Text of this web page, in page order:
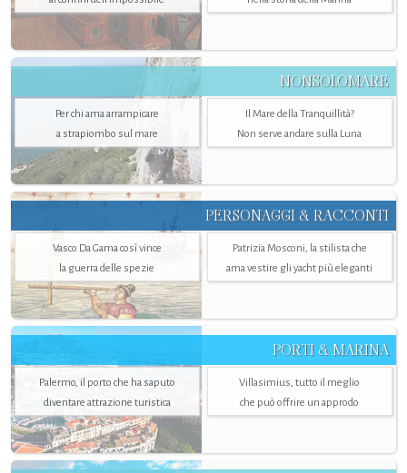
NONSOLOMARE
Per chi ama arrampicare
a strapiombo sul mare
Il Mare della Tranquillità?
Non serve andare sulla Luna
PERSONAGGI & RACCONTI
Vasco Da Gama così vince
la guerra delle spezie
Patrizia Mosconi, la stilista che
ama vestire gli yacht più eleganti
PORTI & MARINA
Palermo, il porto che ha saputo
diventare attrazione turistica
Villasimius, tutto il meglio
che può offrire un approdo